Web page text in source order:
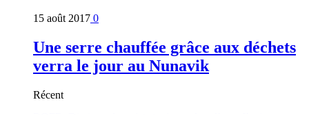
15 août 2017 0
Une serre chauffée grâce aux déchets
verra le jour au Nunavik
Récent